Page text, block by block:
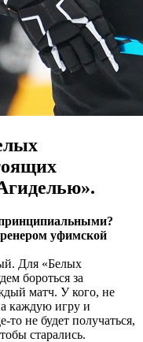
уфимской
Для «Белых
бороться за
матч. У кого, не
каждую игру и
не будет получаться,
старались.